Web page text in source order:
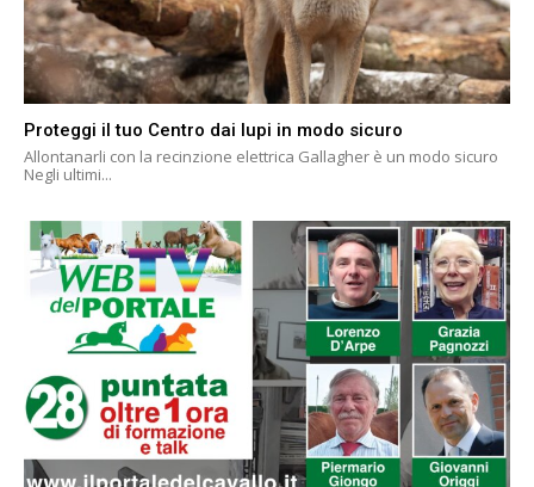
Proteggi il tuo Centro dai lupi in modo sicuro
Allontanarli con la recinzione elettrica Gallagher è un modo sicuro
Negli ultimi...